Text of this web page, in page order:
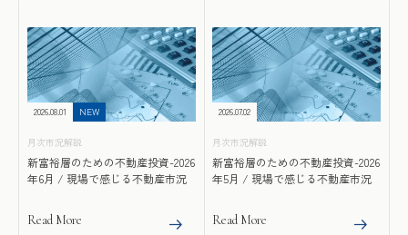
2026.08.01 NEW
月次市況解説
新富裕層のための不動産投資-2026
年6月 / 現場で感じる不動産市況
Read More
2026.07.02
月次市況解説
新富裕層のための不動産投資-2026
年5月 / 現場で感じる不動産市況
Read More